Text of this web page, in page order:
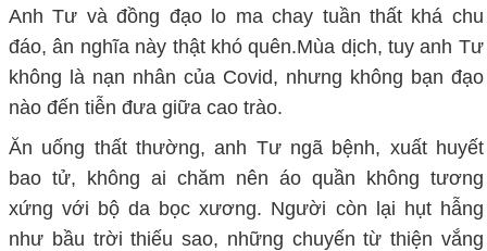
Anh Tư và đồng đạo lo ma chay tuần thất khá chu
đáo, ân nghĩa này thật khó quên.Mùa dịch, tuy anh Tư
không là nạn nhân của Covid, nhưng không bạn đạo
nào đến tiễn đưa giữa cao trào.
Ăn uống thất thường, anh Tư ngã bệnh, xuất huyết
bao tử, không ai chăm nên áo quần không tương
xứng với bộ da bọc xương. Người còn lại hụt hẫng
như bầu trời thiếu sao, những chuyến từ thiện vắng